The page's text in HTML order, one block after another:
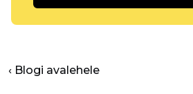
‹ Blogi avalehele